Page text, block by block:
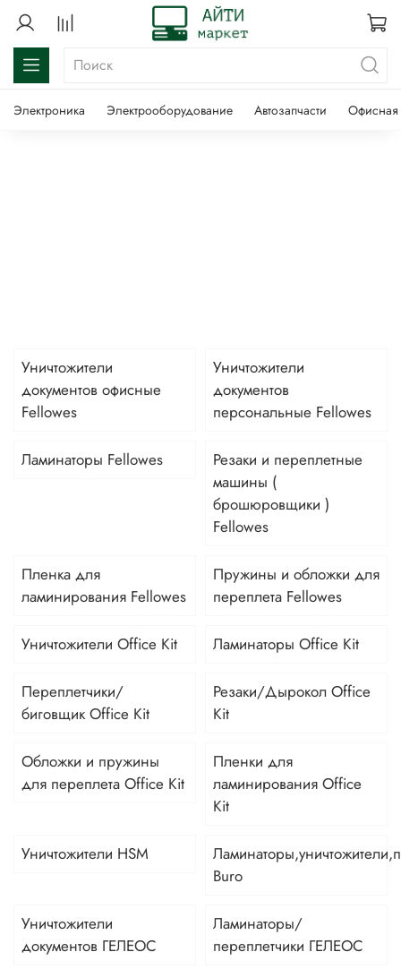
Электроника Электрооборудование Автозапчасти Офисная
Уничтожители
документов офисные
Fellowes
Уничтожители
документов
персональные Fellowes
Ламинаторы Fellowes
Резаки и переплетные
машины (
брошюровщики )
Fellowes
Пленка для
ламинирования Fellowes
Пружины и обложки для
переплета Fellowes
Уничтожители Office Kit Ламинаторы Office Kit
Переплетчики/
биговщик Office Kit
Резаки/Дырокол Office
Kit
Обложки и пружины
для переплета Office Kit
Пленки для
ламинирования Office
Kit
Уничтожители HSM
Buro
Уничтожители
документов ГЕЛЕОС
Ламинаторы/
переплетчики ГЕЛЕОС